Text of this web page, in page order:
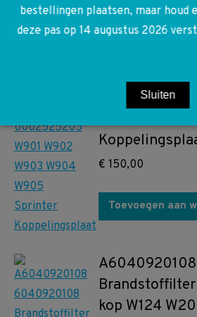
A0002525205
0002525205
€ 150,00
Toevoegen aan
kop W124
bestellingen plaatsen, maar houd
deze pas op 14 augustus 2026
Sluiten